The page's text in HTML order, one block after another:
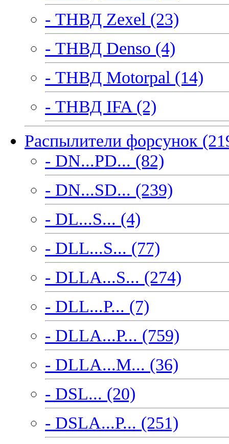
- ТНВД Zexel (23)
- ТНВД Denso (4)
- ТНВД Motorpal (14)
- ТНВД IFA (2)
Распылители форсунок
- DN...PD... (82)
- DN...SD... (239)
- DL...S... (4)
- DLL...S... (77)
- DLLA...S... (274)
- DLL...P... (7)
- DLLA...P... (759)
- DLLA...M... (36)
- DSL... (20)
- DSLA...P... (251)